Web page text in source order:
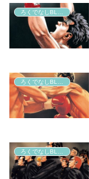
ろくでなしBLUES